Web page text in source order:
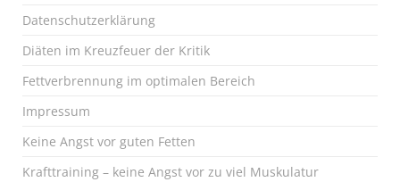
Datenschutzerklärung
Diäten im Kreuzfeuer der Kritik
Fettverbrennung im optimalen Bereich
Impressum
Keine Angst vor guten Fetten
Krafttraining – keine Angst vor zu viel Muskulatur